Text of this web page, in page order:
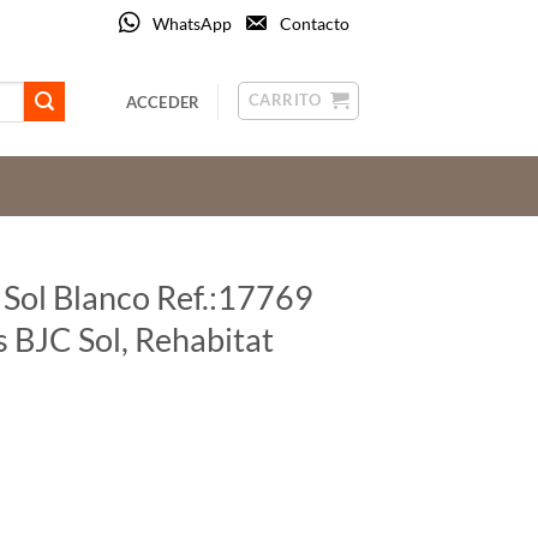
WhatsApp Contacto
ACCEDER CARRITO
Blanco Ref.:17769
BJC Sol, Rehabitat